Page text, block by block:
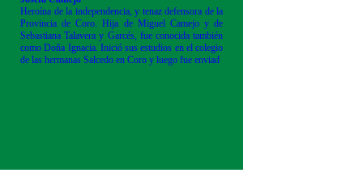
Heroína de la independencia, y tenaz defensora de la
Provincia de Coro. Hija de Miguel Camejo y de
Sebastiana Talavera y Garcés, fue conocida también
como Doña Ignacia. Inició sus estudios en el colegio
de las hermanas Salcedo en Coro y luego fue enviad